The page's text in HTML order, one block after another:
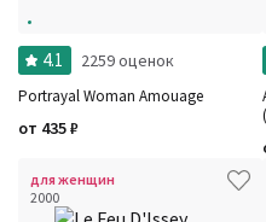
4.1 2259 оценок
Portrayal Woman Amouage
от 435₽
для женщин
2000